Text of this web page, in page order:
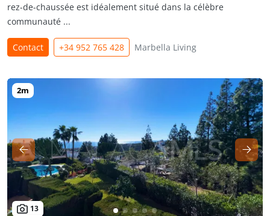
rez-de-chaussée est idéalement situé dans la célèbre
communauté ...
Contact +34 952 765 428 Marbella Living
13